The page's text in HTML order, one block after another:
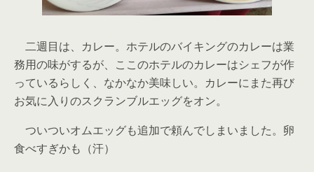
二週目は、カレー。ホテルのバイキングのカレーは業
務用の味がするが、ここのホテルのカレーはシェフが作
っているらしく、なかなか美味しい。カレーにまた再び
お気に入りのスクランブルエッグをオン。
ついついオムエッグも追加で頼んでしまいました。卵
食べすぎかも（汗）